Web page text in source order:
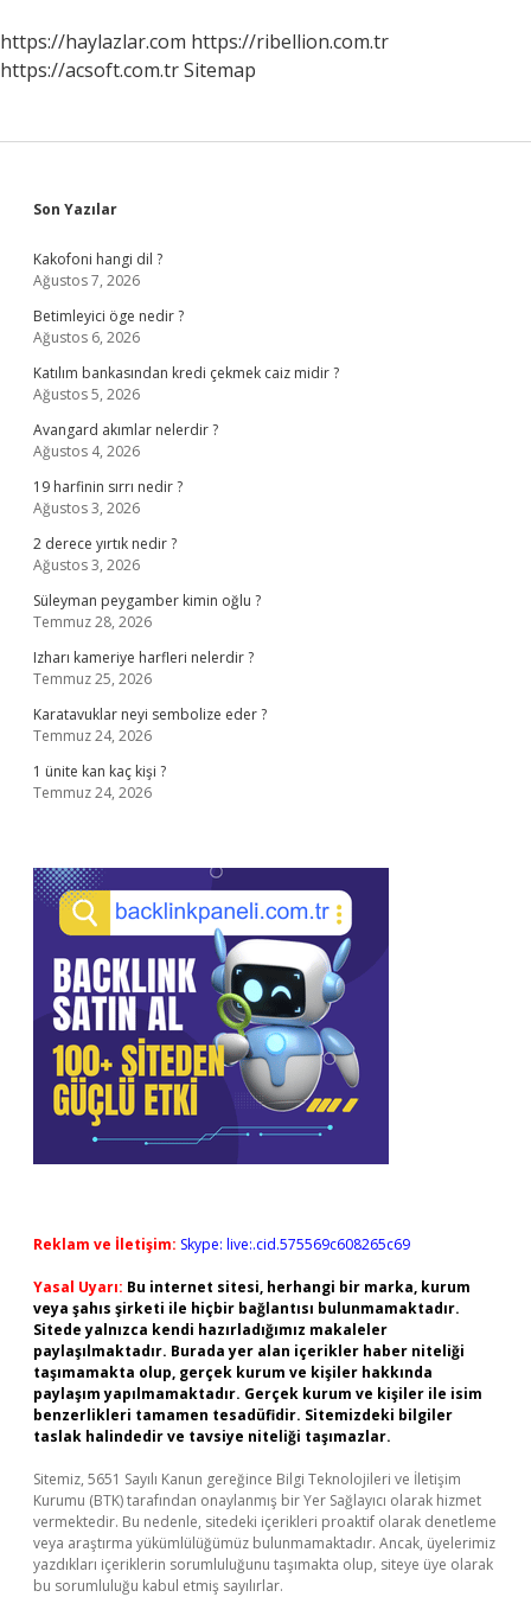
https://haylazlar.com https://ribellion.com.tr
https://acsoft.com.trSitemap
Sidebar
Son Yazılar
Kakofoni hangi dil ?
Ağustos 7, 2026
Betimleyici öge nedir ?
Ağustos 6, 2026
Katılım bankasından kredi çekmek caiz midir ?
Ağustos 5, 2026
Avangard akımlar nelerdir ?
Ağustos 4, 2026
19 harfinin sırrı nedir ?
Ağustos 3, 2026
2 derece yırtık nedir ?
Ağustos 3, 2026
Süleyman peygamber kimin oğlu ?
Temmuz 28, 2026
Izharı kameriye harfleri nelerdir ?
Temmuz 25, 2026
Karatavuklar neyi sembolize eder ?
Temmuz 24, 2026
1 ünite kan kaç kişi ?
Temmuz 24, 2026
Reklam ve İletişim: Skype: live:.cid.575569c608265c69
Yasal Uyarı: Bu internet sitesi, herhangi bir marka, kurum
veya şahıs şirketi ile hiçbir bağlantısı bulunmamaktadır.
Sitede yalnızca kendi hazırladığımız makaleler
paylaşılmaktadır. Burada yer alan içerikler haber niteliği
taşımamakta olup, gerçek kurum ve kişiler hakkında
paylaşım yapılmamaktadır. Gerçek kurum ve kişiler ile isim
benzerlikleri tamamen tesadüfidir. Sitemizdeki bilgiler
taslak halindedir ve tavsiye niteliği taşımazlar.
Sitemiz, 5651 Sayılı Kanun gereğince Bilgi Teknolojileri ve İletişim
Kurumu (BTK) tarafından onaylanmış bir Yer Sağlayıcı olarak hizmet
vermektedir. Bu nedenle, sitedeki içerikleri proaktif olarak denetleme
veya araştırma yükümlülüğümüz bulunmamaktadır. Ancak, üyelerimiz
yazdıkları içeriklerin sorumluluğunu taşımakta olup, siteye üye olarak
bu sorumluluğu kabul etmiş sayılırlar.